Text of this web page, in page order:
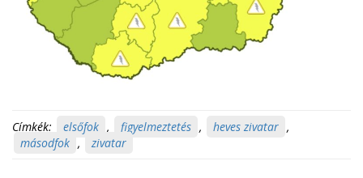
Címkék: elsőfok , figyelmeztetés , heves zivatar ,
másodfok , zivatar